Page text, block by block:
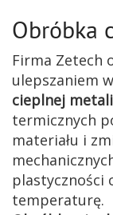
Obróbka
Firma Zetech
ulepszaniem
cieplnej metali
termicznych
materiału i
plastyczności
temperaturę.